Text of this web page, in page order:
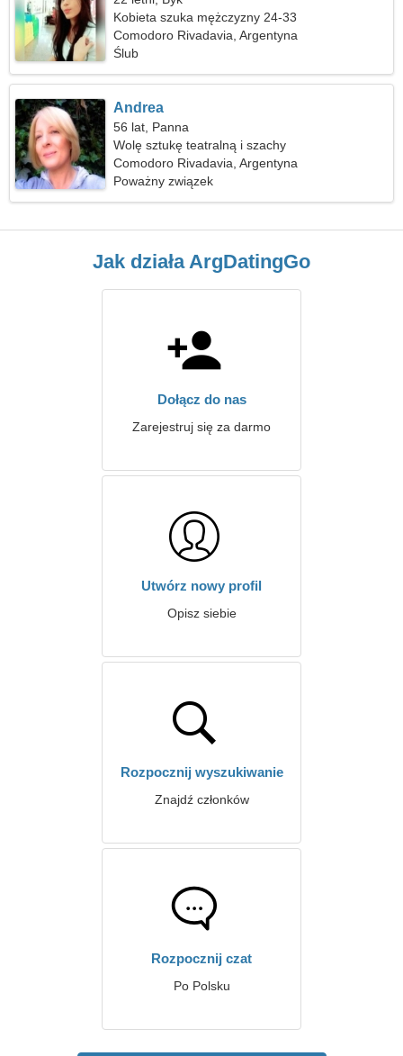
Kobieta szuka mężczyzny 24-33
Comodoro Rivadavia, Argentyna
Ślub
Andrea
56 lat, Panna
Wolę sztukę teatralną i szachy
Comodoro Rivadavia, Argentyna
Poważny związek
Jak działa ArgDatingGo
Dołącz do nas
Zarejestruj się za darmo
Utwórz nowy profil
Opisz siebie
Rozpocznij wyszukiwanie
Znajdź członków
Rozpocznij czat
Po Polsku